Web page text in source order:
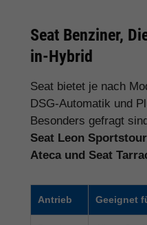
Seat Benziner,
in-Hybrid
Seat bietet je nach
DSG-Automatik und
Besonders gefragt
Seat Leon
Ateca und Seat
Antrieb Geeignet